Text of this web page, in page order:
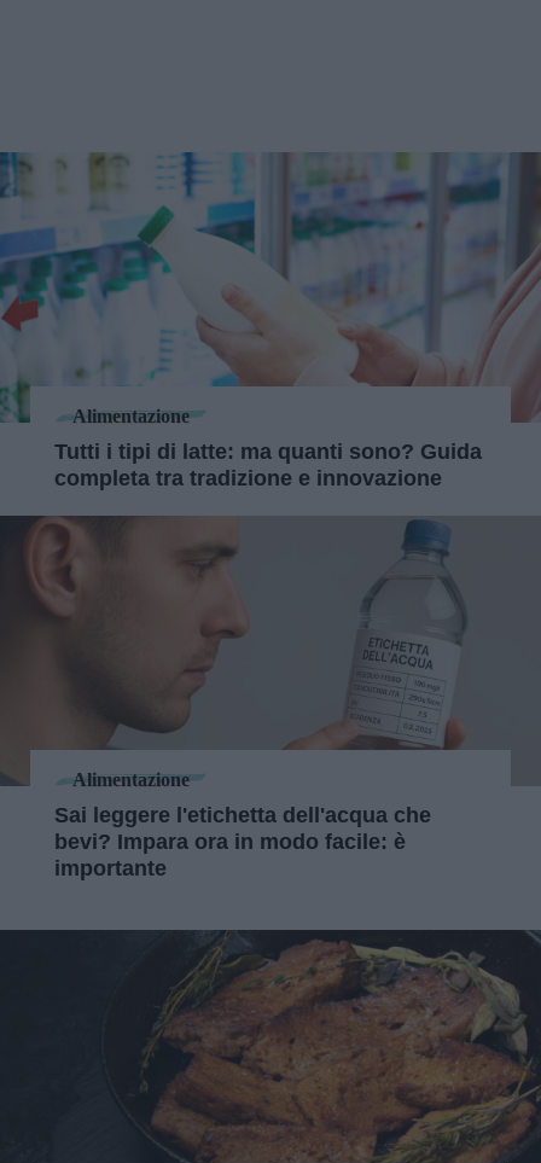
Alimentazione
Tutti i tipi di latte: ma quanti sono? Guida
completa tra tradizione e innovazione
Alimentazione
Sai leggere l'etichetta dell'acqua che
bevi? Impara ora in modo facile: è
importante